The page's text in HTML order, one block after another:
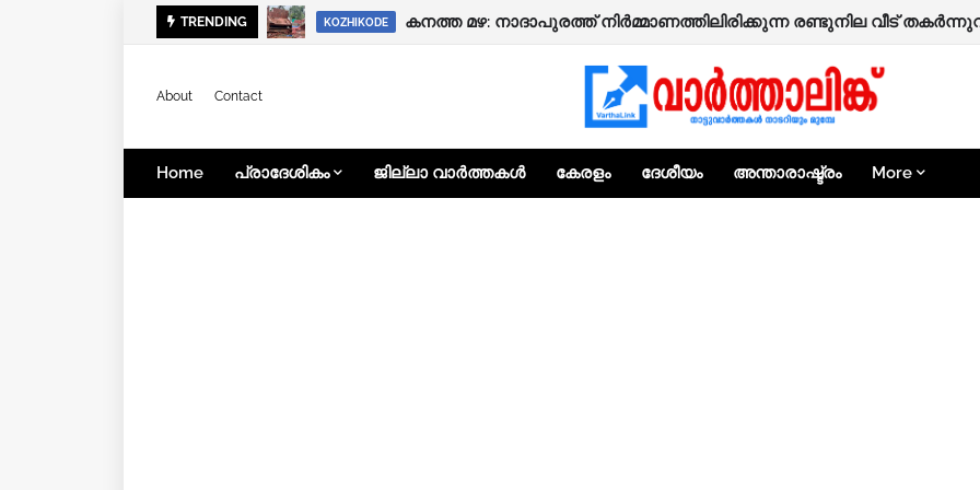
TRENDING KOZHIKODE കനത്ത മഴ: നാദാപുരത്ത് നിർമ്മാണത്തിലിരിക്കുന്ന രണ്ടുനില വീട്
EDUCATION കനത്ത മഴ; കോഴിക്കോട് ജില്ലയിലെ വിദ്യാഭ്യാസ സ്ഥാപനങ്ങൾക്ക്
About Contact
Home പ്രാദേശികം ജില്ലാ വാർത്തകൾ കേരളം ദേശീയം അന്താരാഷ്ട്രം More